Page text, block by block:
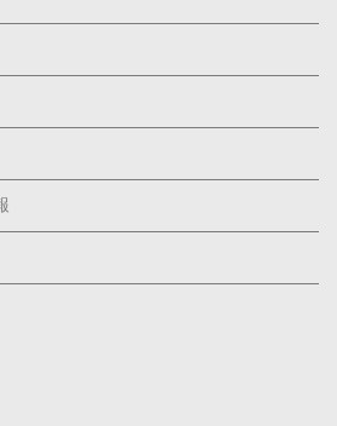
ッジィ ケラスターゼ
記事】